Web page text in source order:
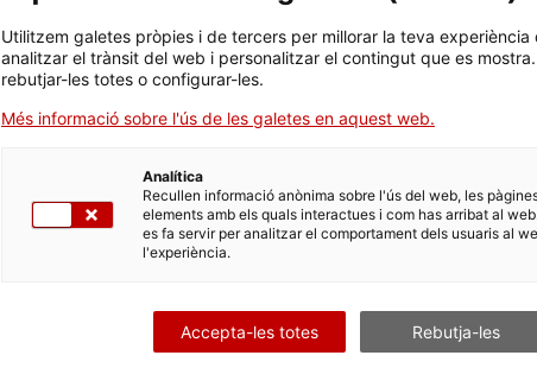
Utilitzem galetes pròpies i de tercers per millorar la teva experiència
analitzar el trànsit del web i personalitzar el contingut que es
rebutjar-les totes o configurar-les.
Més informació sobre l'ús de les galetes en aquest web.
Analítica
Recullen informació anònima sobre l'ús del web, les
elements amb els quals interactues i com has arribat al
es fa servir per analitzar el comportament dels usuaris al
l'experiència.
Accepta-les totes Rebutja-les